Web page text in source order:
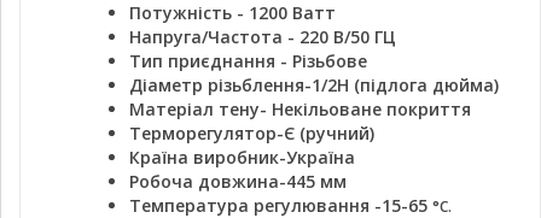
Потужність - 1200 Ватт
Напруга/Частота - 220 В/50 ГЦ
Тип приєднання - Різьбове
Діаметр різьблення-1/2H (підлога дюйма)
Матеріал тену- Некільоване покриття
Терморегулятор-Є (ручний)
Країна виробник-Україна
Робоча довжина-445 мм
Температура регулювання -15-65 °C.